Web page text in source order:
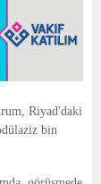
Riyad'daki
bin